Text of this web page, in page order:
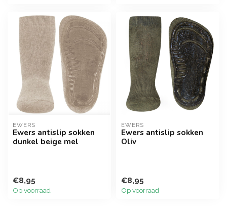
EWERS
Ewers antislip sokken
dunkel beige mel
€8,95
Op voorraad
EWERS
Ewers antislip sokken
Oliv
€8,95
Op voorraad